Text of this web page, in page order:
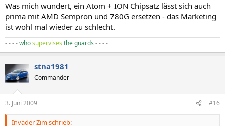
Was mich wundert, ein Atom + ION Chipsatz lässt sich auch
prima mit AMD Sempron und 780G ersetzen - das Marketing
ist wohl mal wieder zu schlecht.
- - - -whosupervises the guards - - - -
stna1981
Commander
3. Juni 2009 #16
Invader Zim schrieb: